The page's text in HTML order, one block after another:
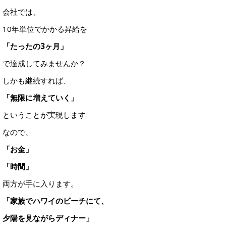
会社では、
10年単位でかかる昇給を
「たったの3ヶ月」
で達成してみませんか？
しかも継続すれば、
「無限に増えていく」
ということが実現します
なので、
「お金」
「時間」
両方が手に入ります。
「家族でハワイのビーチにて、
夕陽を見ながらディナー」